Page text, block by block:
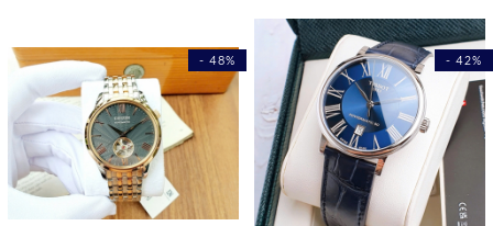
- 48% - 42%